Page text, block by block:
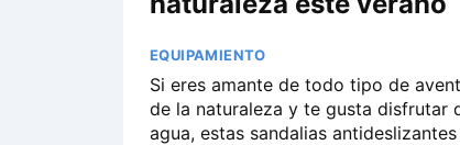
EQUIPAMIENTO
Si eres amante de todo tipo de
de la naturaleza y te gusta disfrutar
agua, estas sandalias